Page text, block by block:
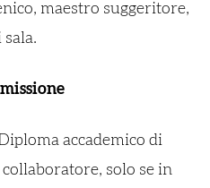
maestro suggeritore,
accademico di
solo se in